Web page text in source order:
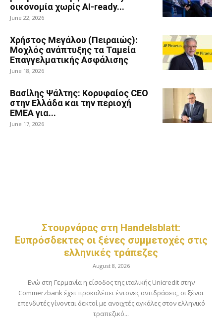
οικονομία χωρίς AI-ready...
June 22, 2026
Χρήστος Μεγάλου (Πειραιώς):
Μοχλός ανάπτυξης τα Ταμεία
Επαγγελματικής Ασφάλισης
June 18, 2026
Βασίλης Ψάλτης: Κορυφαίος CEO
στην Ελλάδα και την περιοχή
EMEA για...
June 17, 2026
Στουρνάρας στη Handelsblatt:
Ευπρόσδεκτες οι ξένες συμμετοχές στις
ελληνικές τράπεζες
August 8, 2026
Ενώ στη Γερμανία η είσοδος της ιταλικής Unicredit στην
Commerzbank έχει προκαλέσει έντονες αντιδράσεις, οι ξένοι
επενδυτές γίνονται δεκτοί με ανοιχτές αγκάλες στον ελληνικό
τραπεζικό...